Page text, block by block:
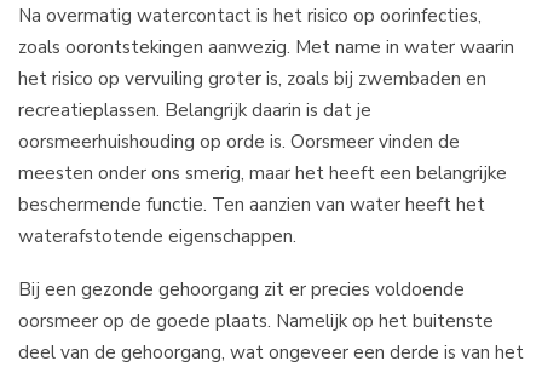
Na overmatig watercontact is het risico op oorinfecties,
zoals oorontstekingen aanwezig. Met name in water waarin
het risico op vervuiling groter is, zoals bij zwembaden en
recreatieplassen. Belangrijk daarin is dat je
oorsmeerhuishouding op orde is. Oorsmeer vinden de
meesten onder ons smerig, maar het heeft een belangrijke
beschermende functie. Ten aanzien van water heeft het
waterafstotende eigenschappen.
Bij een gezonde gehoorgang zit er precies voldoende
oorsmeer op de goede plaats. Namelijk op het buitenste
deel van de gehoorgang, wat ongeveer een derde is van het